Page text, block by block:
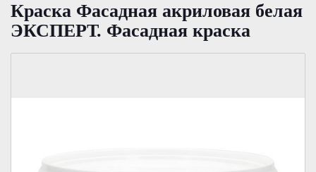
Краска Фасадная акриловая белая
ЭКСПЕРТ. Фасадная краска